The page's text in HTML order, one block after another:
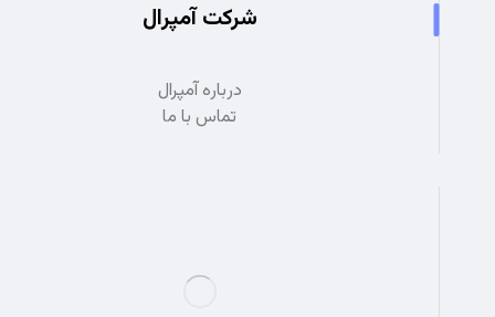
شرکت آمپرال
درباره آمپرال
تماس با ما